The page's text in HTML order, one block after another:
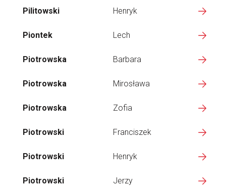
Pilitowski Henryk
Piontek Lech
Piotrowska Barbara
Piotrowska Mirosława
Piotrowska Zofia
Piotrowski Franciszek
Piotrowski Henryk
Piotrowski Jerzy